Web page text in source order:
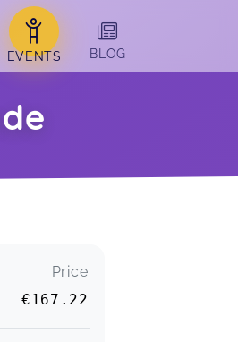
EVENTS BLOG
Price
€167.22